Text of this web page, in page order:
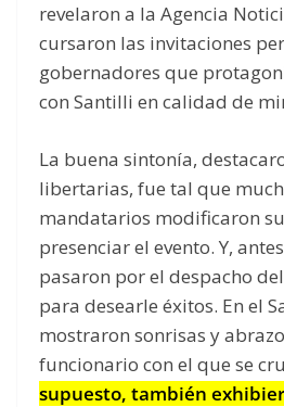
revelaron a la Agencia
cursaron las invitaciones
gobernadores que
con Santilli en calidad de
La buena sintonía,
libertarias, fue tal que
mandatarios modificaron
presenciar el evento. Y,
pasaron por el despacho
para desearle éxitos. En el
mostraron sonrisas y
funcionario con el que se
supuesto, también